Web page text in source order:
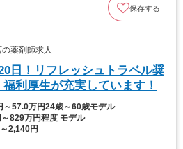
保存する
薬剤師求人
日！リフレッシュトラベル奨
利厚生が充実しています！
～57.0万円24歳～60歳モデル
～829万円程度 モデル
2,140円